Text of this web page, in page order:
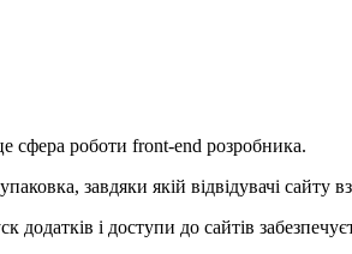
сфера роботи front-end розробника.
завдяки якій відвідувачі
додатків і доступи до сайтів